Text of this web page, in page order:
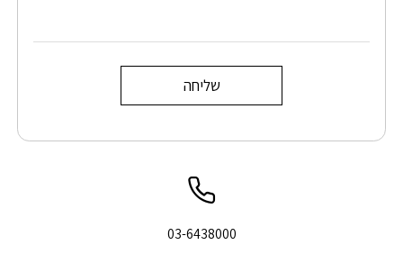
שליחה
03-6438000